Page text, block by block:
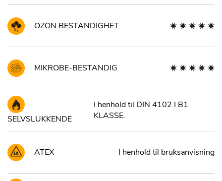
OZON BESTANDIGHET
MIKROBE-BESTANDIG
SELVSLUKKENDE
I henhold til DIN 4102 I B1
KLASSE.
ATEX I henhold til bruksanvisning